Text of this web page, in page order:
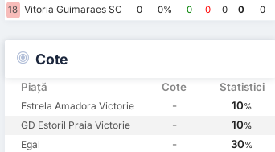
Estrela Amadora 2
18 Vitoria Guimaraes SC 0 0% 0 0 0 0 0
Cote
Piață Cote Statistici
Estrela Amadora Victorie - 10%
GD Estoril Praia Victorie - 10%
Egal - 30%